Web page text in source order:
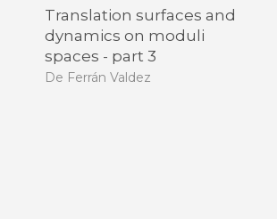
Translation surfaces and
dynamics on moduli
spaces - part 3
De Ferrán Valdez